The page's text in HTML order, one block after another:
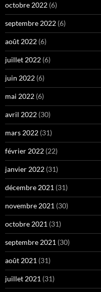
octobre 2022 (6)
septembre 2022 (6)
août 2022 (6)
juillet 2022 (6)
juin 2022 (6)
mai 2022 (6)
avril 2022 (30)
mars 2022 (31)
février 2022 (22)
janvier 2022 (31)
décembre 2021 (31)
novembre 2021 (30)
octobre 2021 (31)
septembre 2021 (30)
août 2021 (31)
juillet 2021 (31)